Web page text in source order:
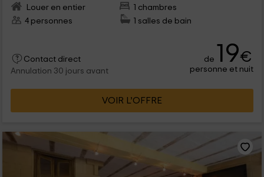
Louer en entier
1 chambres
4 personnes
1 salles de bain
Contact direct
Annulation 30 jours avant
de 19€
personne et nuit
VOIR L’OFFRE